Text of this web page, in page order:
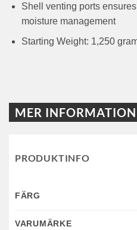
Shell venting ports
moisture management
Starting Weight: 1,250
MER INFORMATION
PRODUKTINFO
FÄRG
VARUMÄRKE